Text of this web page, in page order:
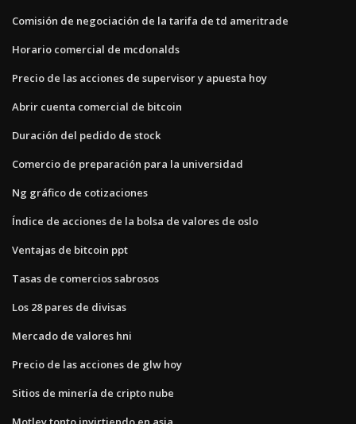
Comisión de negociación de la tarifa de td ameritrade
Horario comercial de mcdonalds
Precio de las acciones de supervisor y apuesta hoy
Abrir cuenta comercial de bitcoin
Duración del pedido de stock
Comercio de preparación para la universidad
Ng gráfico de cotizaciones
Índice de acciones de la bolsa de valores de oslo
Ventajas de bitcoin ppt
Tasas de comercios sabrosos
Los 28 pares de divisas
Mercado de valores hni
Precio de las acciones de glw hoy
Sitios de minería de cripto nube